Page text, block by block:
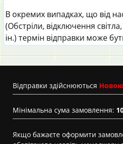
В окремих випадках, що від
(Обстріли, відключення
ін.) термін відправки може
Вiдправки здійснюються
Мінімальна сума замовлення:
Якщо бажаєте оформити